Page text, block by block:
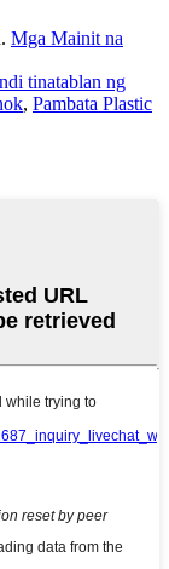
Mga Mainit na
tinatablan ng
, Pambata Plastic